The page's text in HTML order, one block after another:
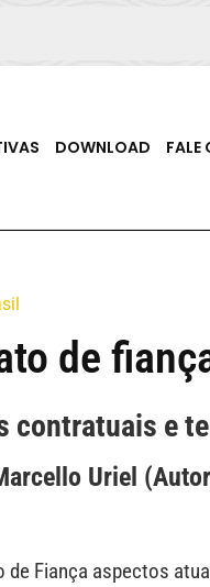
DOWNLOAD FALE
de
contratuais e
Uriel
de Fiança aspectos